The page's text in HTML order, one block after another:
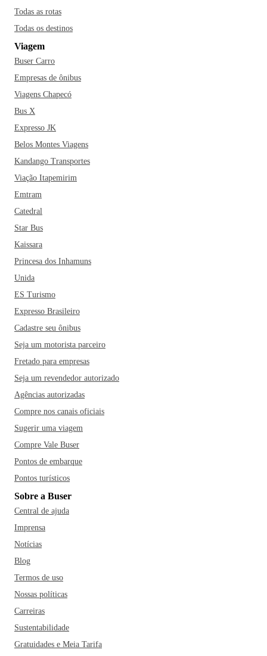
Todas as rotas
Todas os destinos
Viagem
Buser Carro
Empresas de ônibus
Viagens Chapecó
Bus X
Expresso JK
Belos Montes Viagens
Kandango Transportes
Viação Itapemirim
Emtram
Catedral
Star Bus
Kaissara
Princesa dos Inhamuns
Unida
ES Turismo
Expresso Brasileiro
Cadastre seu ônibus
Seja um motorista parceiro
Fretado para empresas
Seja um revendedor autorizado
Agências autorizadas
Compre nos canais oficiais
Sugerir uma viagem
Compre Vale Buser
Pontos de embarque
Pontos turísticos
Sobre a Buser
Central de ajuda
Imprensa
Notícias
Blog
Termos de uso
Nossas políticas
Carreiras
Sustentabilidade
Gratuidades e Meia Tarifa